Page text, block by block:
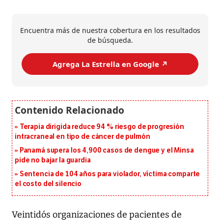
Encuentra más de nuestra cobertura en los resultados
de búsqueda.
Agrega La Estrella en Google ↗️
Terapia dirigida reduce 94 % riesgo de progresión
intracraneal en tipo de cáncer de pulmón
Panamá supera los 4,900 casos de dengue y el Minsa
pide no bajar la guardia
Sentencia de 104 años para violador, víctima comparte
el costo del silencio
Veintidós organizaciones de pacientes de